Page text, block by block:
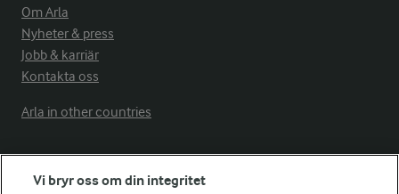
Om Arla
Nyheter & press
Jobb & karriär
Kontakta oss
Arla in other countries
Fler Arlasajter
Vi bryr oss om din integritet